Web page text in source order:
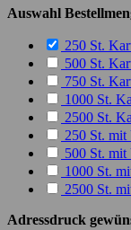
Auswahl
250 St.
500 St.
750 St.
1000 St.
2500 St.
250 St.
500 St.
1000 St.
2500 St.
Adressdruck